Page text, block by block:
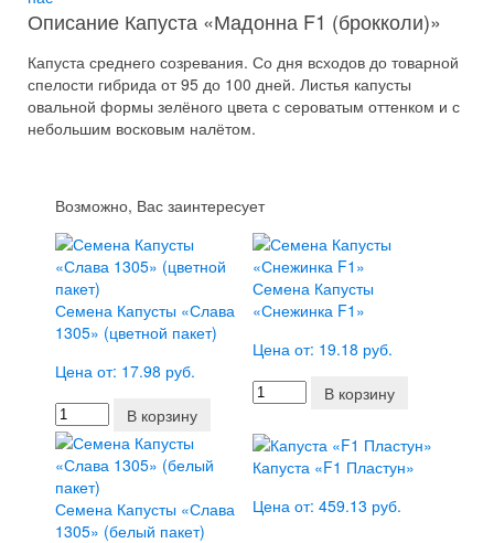
Описание Капуста «Мадонна F1 (брокколи)»
Капуста среднего созревания. Со дня всходов до товарной
спелости гибрида от 95 до 100 дней. Листья капусты
овальной формы зелёного цвета с сероватым оттенком и с
небольшим восковым налётом.
Возможно, Вас заинтересует
Семена Капусты «Слава
1305» (цветной пакет)
Цена от: 17.98 руб.
В корзину
Семена Капусты
«Снежинка F1»
Цена от: 19.18 руб.
В корзину
Семена Капусты «Слава
1305» (белый пакет)
Капуста «F1 Пластун»
Цена от: 459.13 руб.